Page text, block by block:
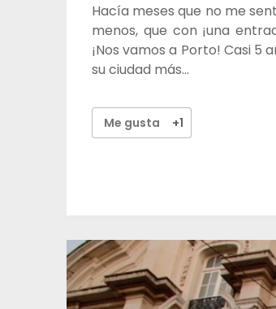
Hacía meses que no me
menos, que con ¡una
¡Nos vamos a Porto! Casi
su ciudad más…
Me gusta +1